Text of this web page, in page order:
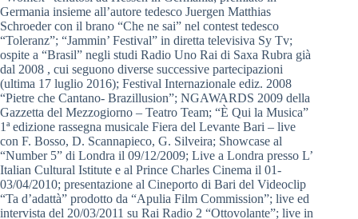
Germania insieme all’autore tedesco Juergen Matthias
Schroeder con il brano “Che ne sai” nel contest tedesco
“Toleranz”; “Jammin’ Festival” in diretta televisiva Sy Tv;
ospite a “Brasil” negli studi Radio Uno Rai di Saxa Rubra già
dal 2008 , cui seguono diverse successive partecipazioni
(ultima 17 luglio 2016); Festival Internazionale ediz. 2008
“Pietre che Cantano- Brazillusion”; NGAWARDS 2009 della
Gazzetta del Mezzogiorno – Teatro Team; “È Qui la Musica”
1ª edizione rassegna musicale Fiera del Levante Bari – live
con F. Bosso, D. Scannapieco, G. Silveira; Showcase al
“Number 5” di Londra il 09/12/2009; Live a Londra presso L’
Italian Cultural Istitute e al Prince Charles Cinema il 01-
03/04/2010; presentazione al Cineporto di Bari del Videoclip
“Ta d’adattà” prodotto da “Apulia Film Commission”; live ed
intervista del 20/03/2011 su Rai Radio 2 “Ottovolante”; live in